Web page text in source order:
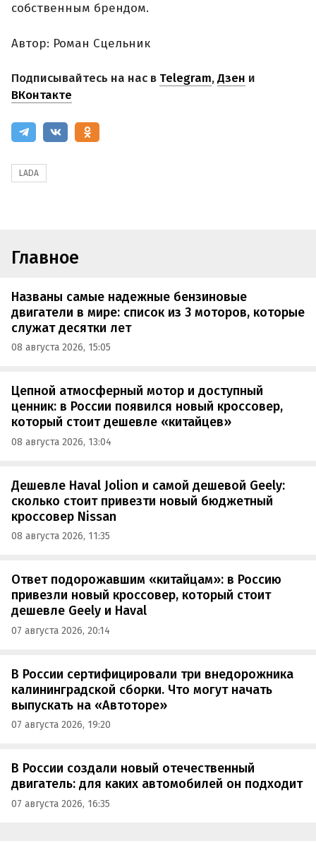
собственным брендом.
Автор: Роман Сцельник
Подписывайтесь на нас в Telegram,Дзен и
ВКонтакте
LADA
Главное
Названы самые надежные бензиновые
двигатели в мире: список из 3 моторов, которые
служат десятки лет
08 августа 2026, 15:05
Цепной атмосферный мотор и доступный
ценник: в России появился новый кроссовер,
который стоит дешевле «китайцев»
08 августа 2026, 13:04
Дешевле Haval Jolion и самой дешевой Geely:
сколько стоит привезти новый бюджетный
кроссовер Nissan
08 августа 2026, 11:35
Ответ подорожавшим «китайцам»: в Россию
привезли новый кроссовер, который стоит
дешевле Geely и Haval
07 августа 2026, 20:14
В России сертифицировали три внедорожника
калининградской сборки. Что могут начать
выпускать на «Автоторе»
07 августа 2026, 19:20
В России создали новый отечественный
двигатель: для каких автомобилей он подходит
07 августа 2026, 16:35